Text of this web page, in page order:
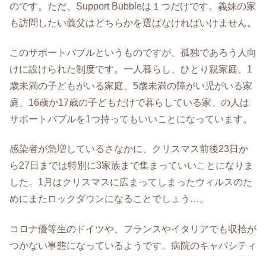
のです。ただ、Support Bubbleは１つだけです。義妹の家
も訪問したい義父はどちらかを選ばなければいけません。
このサポートバブルというものですが、孤独であろう人向
けに設けられた制度です。一人暮らし、ひとり親家庭、1
歳未満の子どもがいる家庭、5歳未満の障がい児がいる家
庭、16歳か17歳の子どもだけで暮らしている家、の人は
サポートバブルを1つ持ってもいいことになっています。
感染者が急増しているさなかに、クリスマス前後23日か
ら27日までは特別に3家族まで集まっていいことになりま
した。1月はクリスマスに広まってしまったウィルスのた
めにまたロックダウンになることでしょう…。
コロナ優等生のドイツや、フランスやイタリアでも収拾が
つかない事態になっているようです。病院のキャパシティ